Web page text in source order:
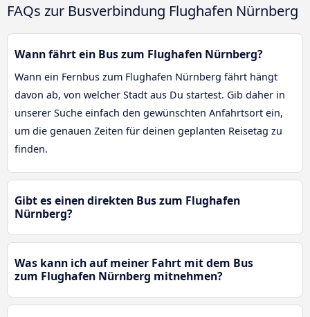
FAQs zur Busverbindung Flughafen Nürnberg
Wann fährt ein Bus zum Flughafen Nürnberg?
Wann ein Fernbus zum Flughafen Nürnberg fährt hängt
davon ab, von welcher Stadt aus Du startest. Gib daher in
unserer Suche einfach den gewünschten Anfahrtsort ein,
um die genauen Zeiten für deinen geplanten Reisetag zu
finden.
Gibt es einen direkten Bus zum Flughafen
Nürnberg?
Was kann ich auf meiner Fahrt mit dem Bus
zum Flughafen Nürnberg mitnehmen?